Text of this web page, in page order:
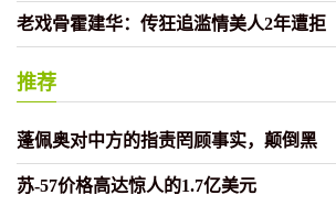
老戏骨霍建华：传狂追滥情美人2年遭拒
推荐
蓬佩奥对中方的指责罔顾事实，颠倒黑
苏-57价格高达惊人的1.7亿美元